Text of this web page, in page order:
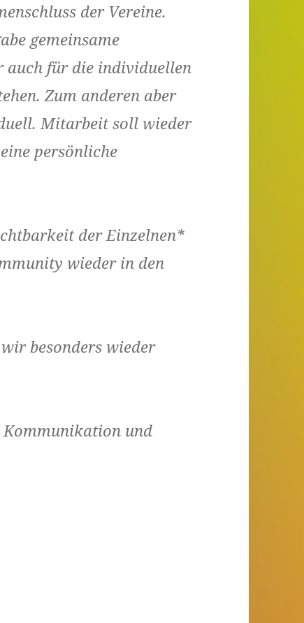
der Vereine.
gemeinsame
auch für die individuellen
Zum anderen aber
Mitarbeit soll wieder
persönliche
der Einzelnen*
wieder in den
besonders wieder
Kommunikation und